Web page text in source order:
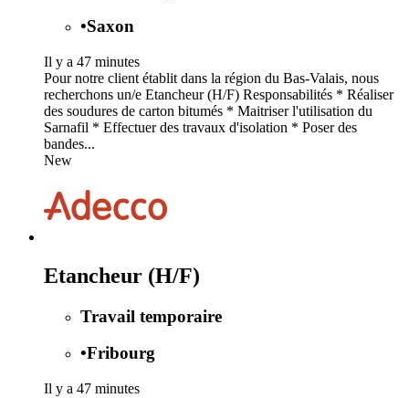
•Saxon
Il y a 47 minutes
Pour notre client établit dans la région du Bas-Valais, nous
recherchons un/e Etancheur (H/F) Responsabilités * Réaliser
des soudures de carton bitumés * Maitriser l'utilisation du
Sarnafil * Effectuer des travaux d'isolation * Poser des
bandes...
New
Etancheur (H/F)
Travail temporaire
•Fribourg
Il y a 47 minutes